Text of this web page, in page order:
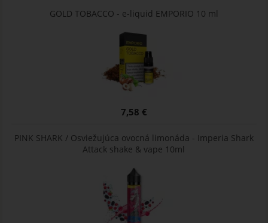
GOLD TOBACCO - e-liquid EMPORIO 10 ml
7,58 €
PINK SHARK / Osviežujúca ovocná limonáda - Imperia Shark
Attack shake & vape 10ml